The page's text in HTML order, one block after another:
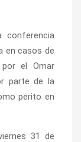
conferencia
en casos de
por el Omar
parte de la
perito en
31 de